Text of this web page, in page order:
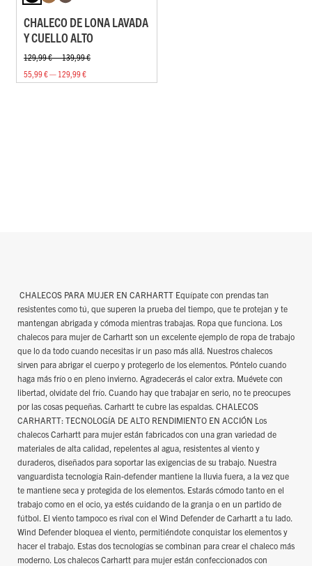
CHALECO DE LONA LAVADA
Y CUELLO ALTO
129,99 € — 139,99 €
55,99 € — 129,99 €
CHALECOS PARA MUJER EN CARHARTT Equípate con prendas tan
resistentes como tú, que superen la prueba del tiempo, que te protejan y te
mantengan abrigada y cómoda mientras trabajas. Ropa que funciona. Los
chalecos para mujer de Carhartt son un excelente ejemplo de ropa de trabajo
que lo da todo cuando necesitas ir un paso más allá. Nuestros chalecos
sirven para abrigar el cuerpo y protegerlo de los elementos. Póntelo cuando
haga más frío o en pleno invierno. Agradecerás el calor extra. Muévete con
libertad, olvídate del frío. Cuando hay que trabajar en serio, no te preocupes
por las cosas pequeñas. Carhartt te cubre las espaldas. CHALECOS
CARHARTT: TECNOLOGÍA DE ALTO RENDIMIENTO EN ACCIÓN Los
chalecos Carhartt para mujer están fabricados con una gran variedad de
materiales de alta calidad, repelentes al agua, resistentes al viento y
duraderos, diseñados para soportar las exigencias de su trabajo. Nuestra
vanguardista tecnología Rain-defender mantiene la lluvia fuera, a la vez que
te mantiene seca y protegida de los elementos. Estarás cómodo tanto en el
trabajo como en el ocio, ya estés cuidando de la granja o en un partido de
fútbol. El viento tampoco es rival con el Wind Defender de Carhartt a tu lado.
Wind Defender bloquea el viento, permitiéndote conquistar los elementos y
hacer el trabajo. Estas dos tecnologías se combinan para crear el chaleco más
moderno. Los chalecos Carhartt para mujer están confeccionados con